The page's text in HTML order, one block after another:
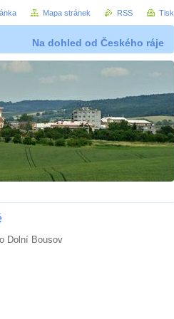
Na dohled od Českého ráje
Dolní Bousov
Mapa stránek RSS Tisk